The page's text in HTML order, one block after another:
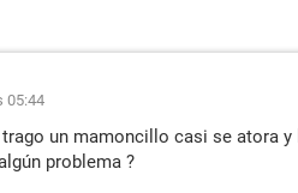
05:44
un mamoncillo casi se atora
problema ?